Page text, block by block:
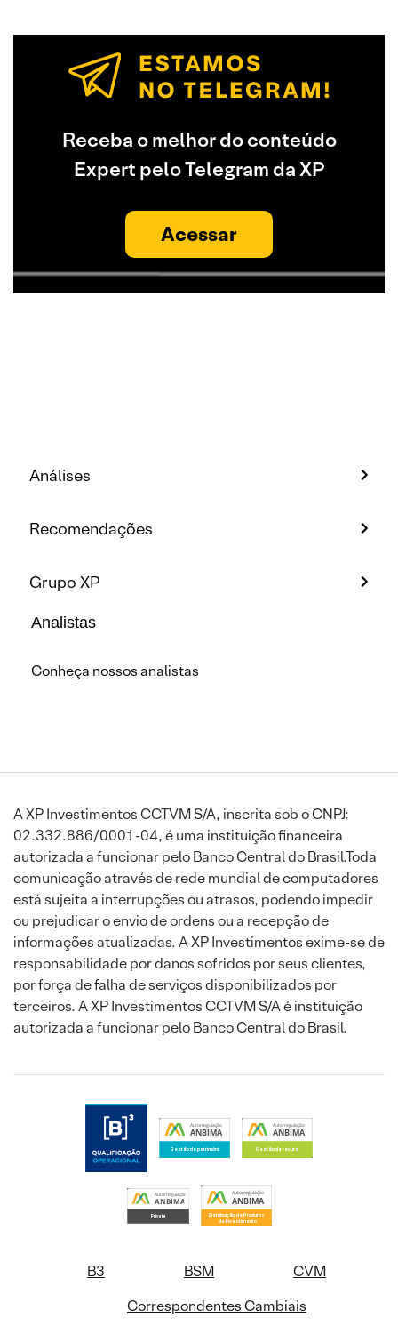
Receba o melhor do conteúdo
Expert pelo Telegram da XP
Acessar
Análises
Recomendações
Grupo XP
Analistas
Conheça nossos analistas
A XP Investimentos CCTVM S/A, inscrita sob o CNPJ:
02.332.886/0001-04, é uma instituição financeira
autorizada a funcionar pelo Banco Central do Brasil.Toda
comunicação através de rede mundial de computadores
está sujeita a interrupções ou atrasos, podendo impedir
ou prejudicar o envio de ordens ou a recepção de
informações atualizadas. A XP Investimentos exime-se de
responsabilidade por danos sofridos por seus clientes,
por força de falha de serviços disponibilizados por
terceiros. A XP Investimentos CCTVM S/A é instituição
autorizada a funcionar pelo Banco Central do Brasil.
B3 BSM
CVM
Correspondentes Cambiais